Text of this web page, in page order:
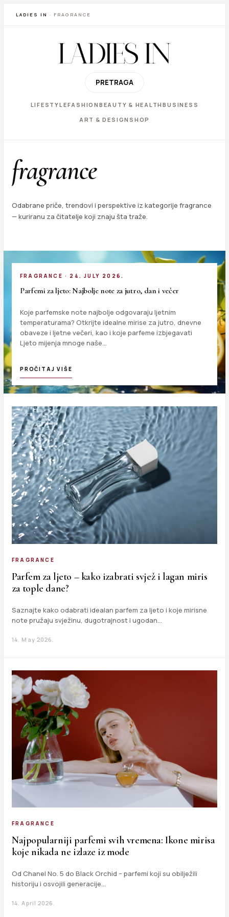
LADIES IN · FRAGRANCE
PRETRAGA
LIFESTYLEFASHION BEAUTY & HEALTHBUSINESS
ART & DESIGN SHOP
fragrance
Odabrane priče, trendovi i perspektive iz kategorije fragrance
— kuriranu za čitatelje koji znaju šta traže.
FRAGRANCE · 24. JULY 2026.
Parfemi za ljeto: Najbolje note za jutro, dan i večer
Koje parfemske note najbolje odgovaraju ljetnim
temperaturama? Otkrijte idealne mirise za jutro, dnevne
obaveze i ljetne večeri, kao i koje parfeme izbjegavati
Ljeto mijenja mnoge naše…
PROČITAJ VIŠE
FRAGRANCE
Parfem za ljeto – kako izabrati svjež i lagan miris
za tople dane?
Saznajte kako odabrati idealan parfem za ljeto i koje mirisne
note pružaju svježinu, dugotrajnost i ugodan…
14. May 2026.
FRAGRANCE
Najpopularniji parfemi svih vremena: Ikone mirisa
koje nikada ne izlaze iz mode
Od Chanel No. 5 do Black Orchid – parfemi koji su obilježili
historiju i osvojili generacije…
14. April 2026.